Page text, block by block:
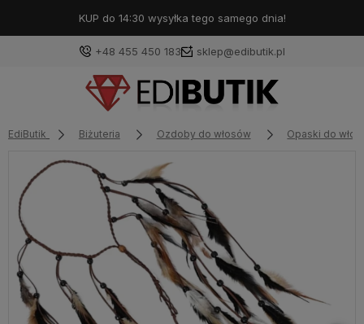
KUP do 14:30 wysyłka tego samego dnia!
+48 455 450 183 sklep@edibutik.pl
EdiButik Biżuteria Ozdoby do włosów Opaski do